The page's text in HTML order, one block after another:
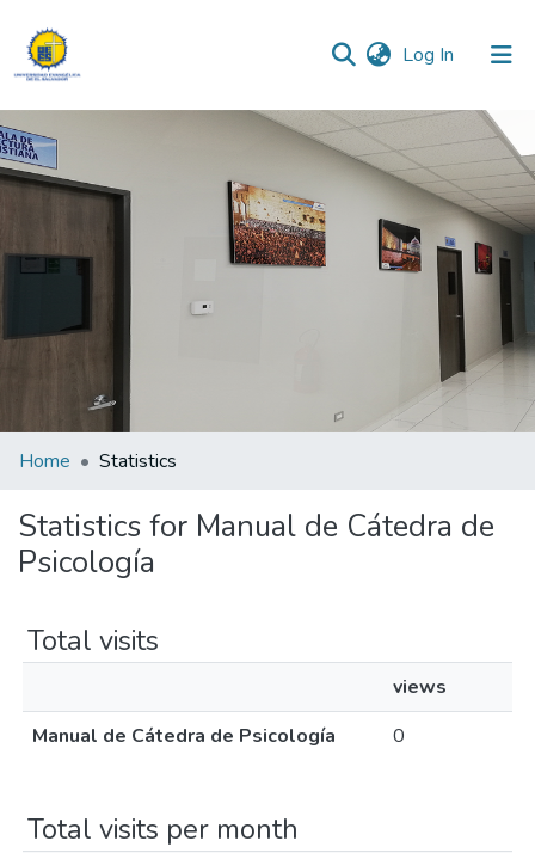
Log In (current)
Communities & Collections
All of DSpace
Home Statistics
Statistics for Manual de Cátedra de
Psicología
Total visits
views
Manual de Cátedra de Psicología
0
Total visits per month